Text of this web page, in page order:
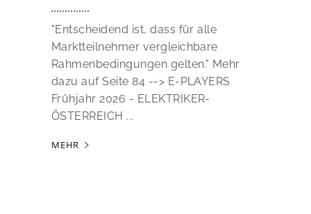
"Entscheidend ist, dass für alle
Marktteilnehmer vergleichbare
Rahmenbedingungen gelten." Mehr
dazu auf Seite 84 --> E-PLAYERS
Frühjahr 2026 - ELEKTRIKER-
ÖSTERREICH
MEHR